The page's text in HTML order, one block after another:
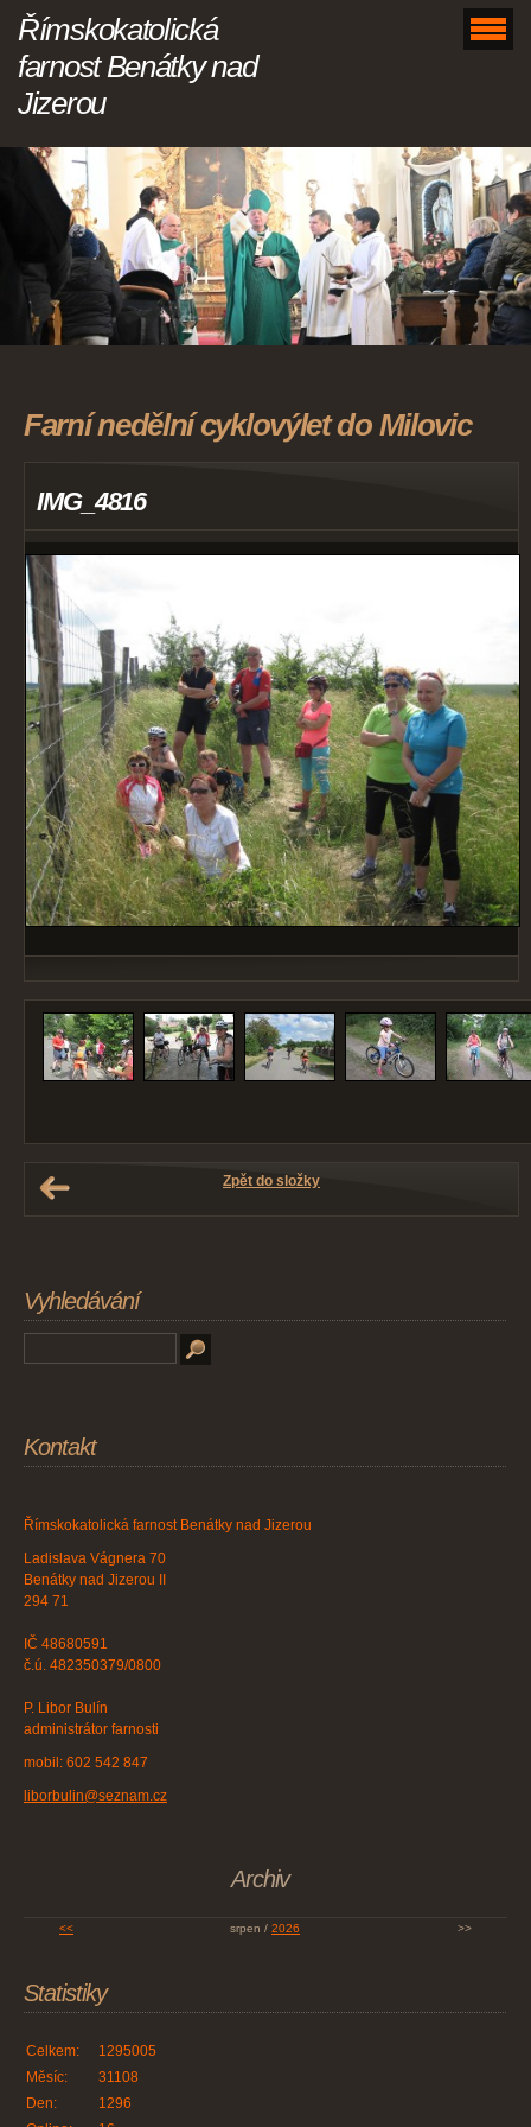
Římskokatolická
farnost Benátky nad
Jizerou
Farní nedělní cyklovýlet do Milovic
IMG_4816
Zpět do složky
Vyhledávání
Kontakt
Římskokatolická farnost Benátky nad Jizerou
Ladislava Vágnera 70
Benátky nad Jizerou II
294 71
IČ 48680591
č.ú. 482350379/0800
P. Libor Bulín
administrátor farnosti
mobil: 602 542 847
liborbulin@seznam.cz
Archiv
<< srpen / 2026 >>
Statistiky
Celkem:
1295005
Měsíc:
31108
Den:
1296